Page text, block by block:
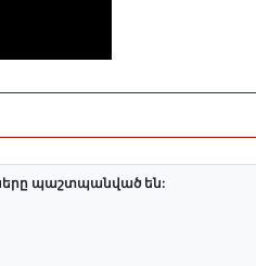
պաշտպանված են: